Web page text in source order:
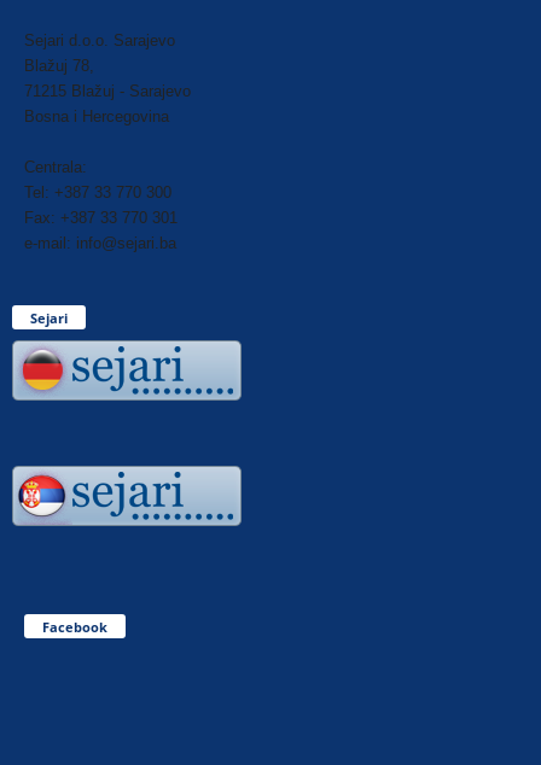
Sejari d.o.o. Sarajevo
Blažuj 78,
71215 Blažuj - Sarajevo
Bosna i Hercegovina
Centrala:
Tel: +387 33 770 300
Fax: +387 33 770 301
e-mail: info@sejari.ba
Sejari
Facebook